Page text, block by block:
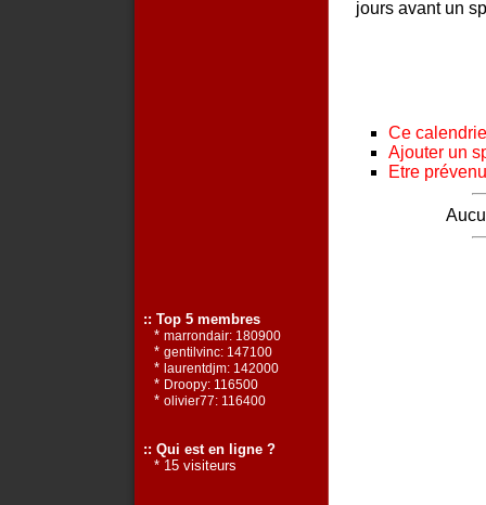
jours avant un
Ce
Ajouter un
Etre
:: Top 5 membres
* marrondair: 180900
* gentilvinc: 147100
* laurentdjm: 142000
* Droopy: 116500
* olivier77: 116400
:: Qui est en ligne ?
* 15 visiteurs